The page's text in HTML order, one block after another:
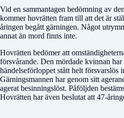
Vid en sammantagen bedömning av
kommer hovrätten fram till att det är
åringen begått gärningen. Något
annat än mord finns inte.
Hovrätten bedömer att
försvårande. Den mördade kvinnan
händelseförloppet stått helt försvarslös
Gärningsmannen har genom sitt
agerat besinningslöst. Påföljden
Hovrätten har även beslutat att 47-